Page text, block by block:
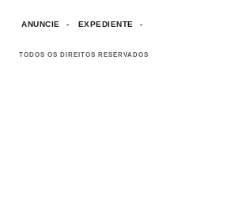
ANUNCIE EXPEDIENTE
TODOS OS DIREITOS RESERVADOS